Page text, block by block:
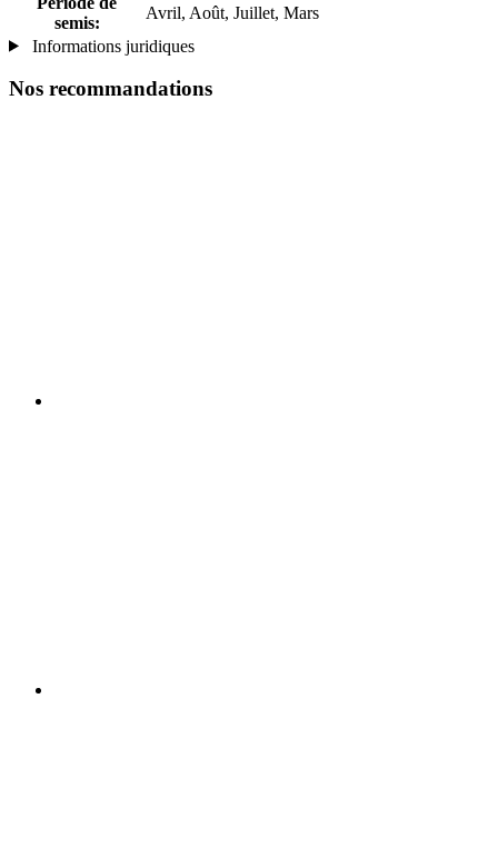
semis:
Avril, Août, Juillet, Mars
Informations juridiques
Nos recommandations